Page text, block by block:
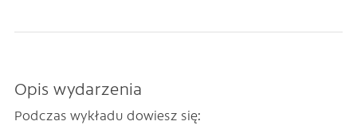
Opis wydarzenia
Podczas wykładu dowiesz się: